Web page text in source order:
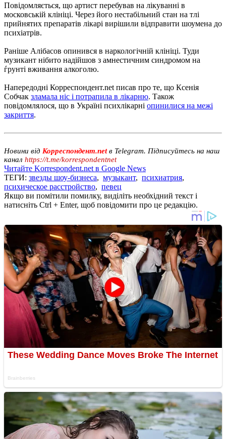
Повідомляється, що артист перебував на лікуванні в
московській клініці. Через його нестабільний стан на тлі
прийнятих препаратів лікарі вирішили відправити шоумена до
психіатрів.
Раніше Алібасов опинився в наркологічній клініці. Туди
музикант нібито надійшов з амнестичним синдромом на
ѓрунті вживання алкоголю.
Напередодні Корреспондент.net писав про те, що Ксенія
Собчак зламала ніс і потрапила в лікарню. Також
повідомлялося, що в Україні психлікарні опинилися на межі
закриття.
Новини від Корреспондент.netв Telegram. Підписуйтесь на наш
канал https://t.me/korrespondentnet
Читайте Korrespondent.net в Google News
ТЕГИ: звезды шоу-бизнеса, музыкант, психиатрия,
психическое расстройство, певец
Якщо ви помітили помилку, виділіть необхідний текст і
натисніть Ctrl + Enter, щоб повідомити про це редакцію.